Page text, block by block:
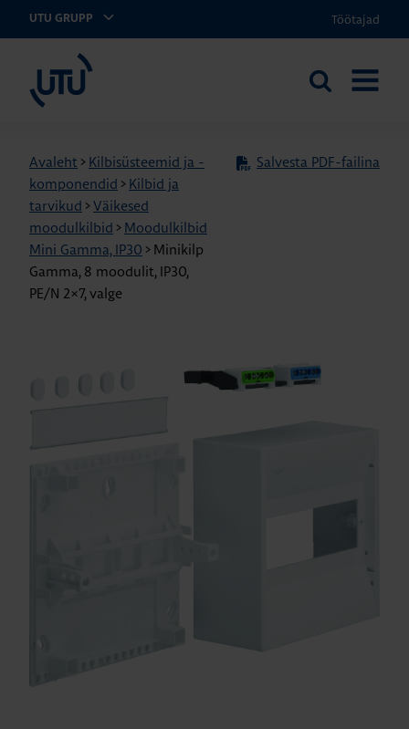
UTU GRUPP Töötajad
Otsi
Avaleht > Kilbisüsteemid ja -
komponendid > Kilbid ja
tarvikud >Väikesed
moodulkilbid > Moodulkilbid
Mini Gamma, IP30 > Minikilp
Gamma, 8 moodulit, IP30,
PE/N 2×7, valge
Salvesta PDF-failina